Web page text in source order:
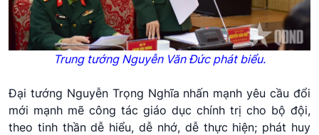
Trung tướng Nguyễn Văn Đức phát biểu.
Đại tướng Nguyễn Trọng Nghĩa nhấn mạnh yêu cầu đổi
mới mạnh mẽ công tác giáo dục chính trị cho bộ đội,
theo tinh thần dễ hiểu, dễ nhớ, dễ thực hiện; phát huy